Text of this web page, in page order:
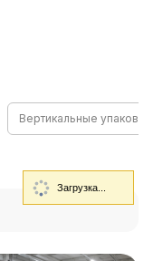
Вертикальные
Загрузка...